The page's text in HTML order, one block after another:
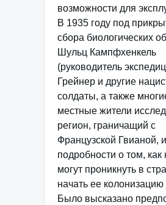
возможности для
В 1935 году под
сбора биологических
Шульц Кампфхенкель
(руководитель
Грейнер и другие
солдаты, а также
местные жители
регион, граничащий с
Французской Гвианой,
подробности о том, как
могут проникнуть в
начать ее колонизацию
Было высказано